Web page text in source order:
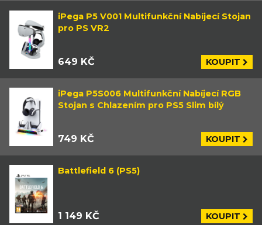
iPega P5 V001 Multifunkční Nabíjecí Stojan
pro PS VR2
649 KČ KOUPIT
iPega P5S006 Multifunkční Nabíjecí RGB
Stojan s Chlazením pro PS5 Slim bílý
749 KČ KOUPIT
Battlefield 6 (PS5)
1 149 KČ KOUPIT